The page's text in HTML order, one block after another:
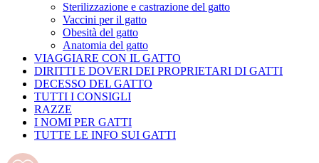
Sterilizzazione e castrazione del gatto
Vaccini per il gatto
Obesità del gatto
Anatomia del gatto
VIAGGIARE CON IL GATTO
DIRITTI E DOVERI DEI PROPRIETARI DI GATTI
DECESSO DEL GATTO
TUTTI I CONSIGLI
RAZZE
I NOMI PER GATTI
TUTTE LE INFO SUI GATTI